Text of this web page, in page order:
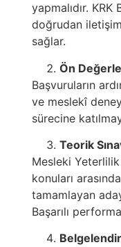
yapmalıdır.
doğrudan
sağlar.
Ön
Başvuruların
ve meslekî
sürecine
Teorik
Mesleki
konuları
tamamlayan
Başarılı